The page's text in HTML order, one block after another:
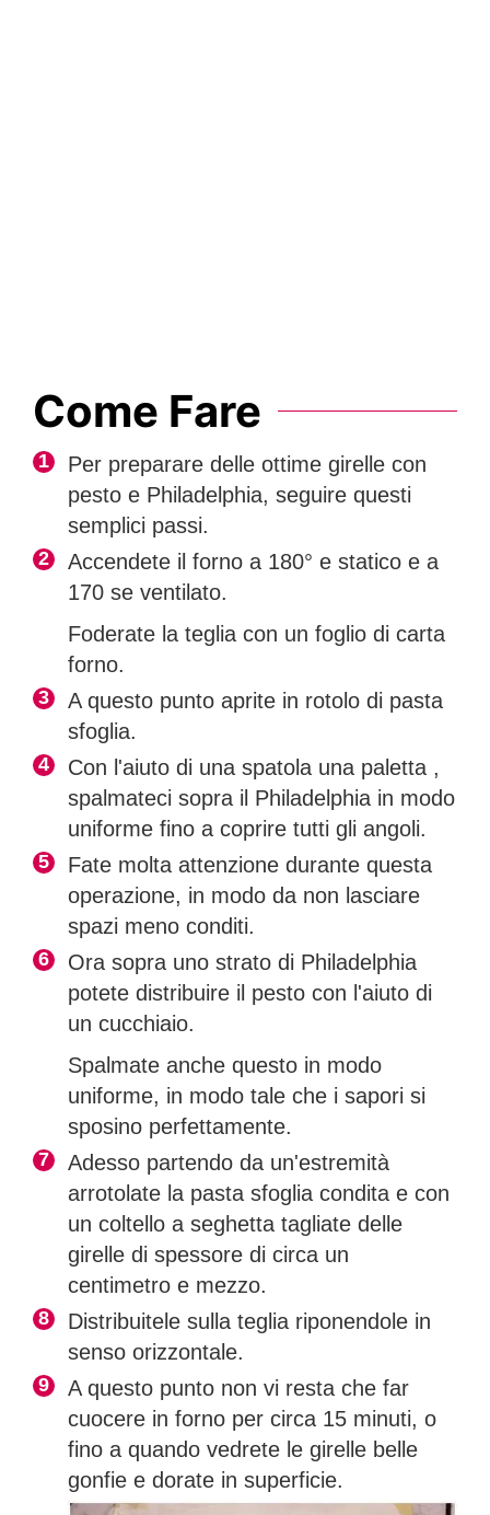
Come Fare
Per preparare delle ottime girelle con
pesto e Philadelphia, seguire questi
semplici passi.
Accendete il forno a 180° e statico e a
170 se ventilato.
Foderate la teglia con un foglio di carta
forno.
A questo punto aprite in rotolo di pasta
sfoglia.
Con l'aiuto di una spatola una paletta ,
spalmateci sopra il Philadelphia in modo
uniforme fino a coprire tutti gli angoli.
Fate molta attenzione durante questa
operazione, in modo da non lasciare
spazi meno conditi.
Ora sopra uno strato di Philadelphia
potete distribuire il pesto con l'aiuto di
un cucchiaio.
Spalmate anche questo in modo
uniforme, in modo tale che i sapori si
sposino perfettamente.
Adesso partendo da un'estremità
arrotolate la pasta sfoglia condita e con
un coltello a seghetta tagliate delle
girelle di spessore di circa un
centimetro e mezzo.
Distribuitele sulla teglia riponendole in
senso orizzontale.
A questo punto non vi resta che far
cuocere in forno per circa 15 minuti, o
fino a quando vedrete le girelle belle
gonfie e dorate in superficie.